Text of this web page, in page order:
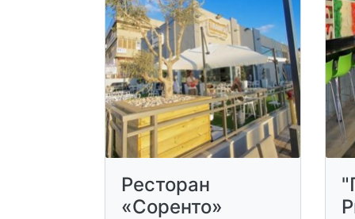
Ресторан
«Соренто»